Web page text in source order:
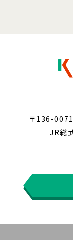
〒136-
JR総